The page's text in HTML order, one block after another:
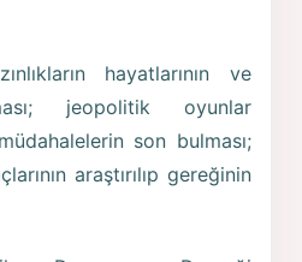
hayatlarının ve
jeopolitik oyunlar
son bulması;
araştırılıp gereğinin